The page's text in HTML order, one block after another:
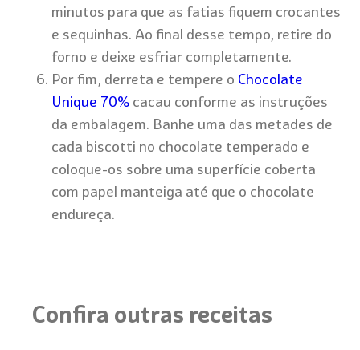
minutos para que as fatias fiquem crocantes
e sequinhas. Ao final desse tempo, retire do
forno e deixe esfriar completamente.
Por fim, derreta e tempere o Chocolate
Unique 70% cacau conforme as instruções
da embalagem. Banhe uma das metades de
cada biscotti no chocolate temperado e
coloque-os sobre uma superfície coberta
com papel manteiga até que o chocolate
endureça.
Confira outras receitas